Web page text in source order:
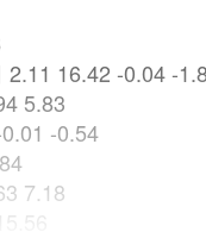
16.42 -0.04 -
5.83
-0.54
7.18